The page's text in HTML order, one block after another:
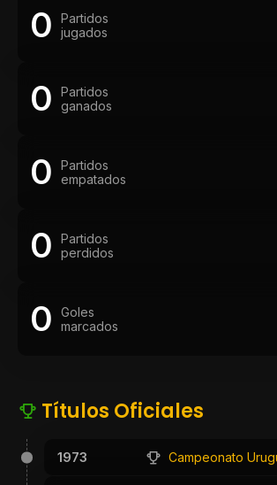
0
Partidos
jugados
0
Partidos
ganados
0
Partidos
empatados
0
Partidos
perdidos
0
Goles
marcados
Títulos Oficiales
1973 Campeonato